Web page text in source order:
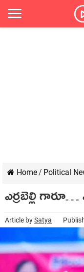
Home/ Political
ఎర్రబెల్లి గారూ…
Article bySatya